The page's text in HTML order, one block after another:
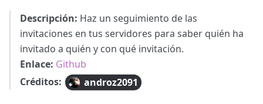
Descripción: Haz un seguimiento de las
invitaciones en tus servidores para saber quién ha
invitado a quién y con qué invitación.
Enlace: Github
Créditos:
androz2091